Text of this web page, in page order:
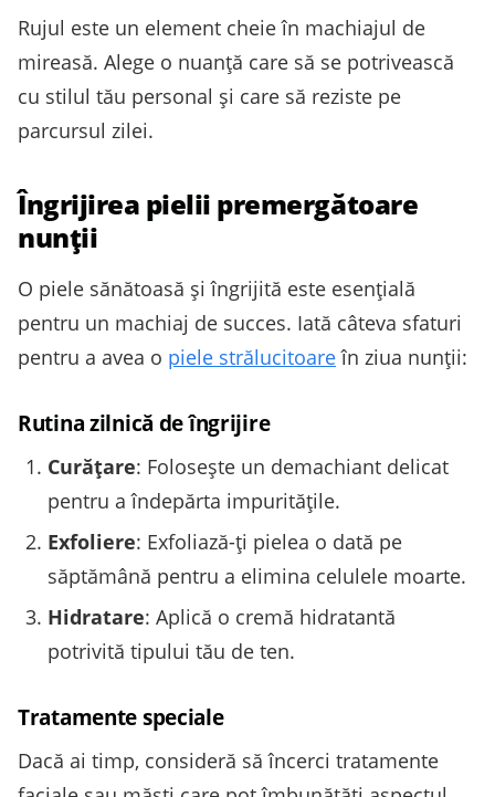
Rujul este un element cheie în machiajul de
mireasă. Alege o nuanță care să se potrivească
cu stilul tău personal și care să reziste pe
parcursul zilei.
Îngrijirea pielii premergătoare
nunții
O piele sănătoasă și îngrijită este esențială
pentru un machiaj de succes. Iată câteva sfaturi
pentru a avea o piele strălucitoareîn ziua nunții:
Rutina zilnică de îngrijire
Curățare: Folosește un demachiant delicat
pentru a îndepărta impuritățile.
Exfoliere: Exfoliază-ți pielea o dată pe
săptămână pentru a elimina celulele moarte.
Hidratare: Aplică o cremă hidratantă
potrivită tipului tău de ten.
Tratamente speciale
Dacă ai timp, consideră să încerci tratamente